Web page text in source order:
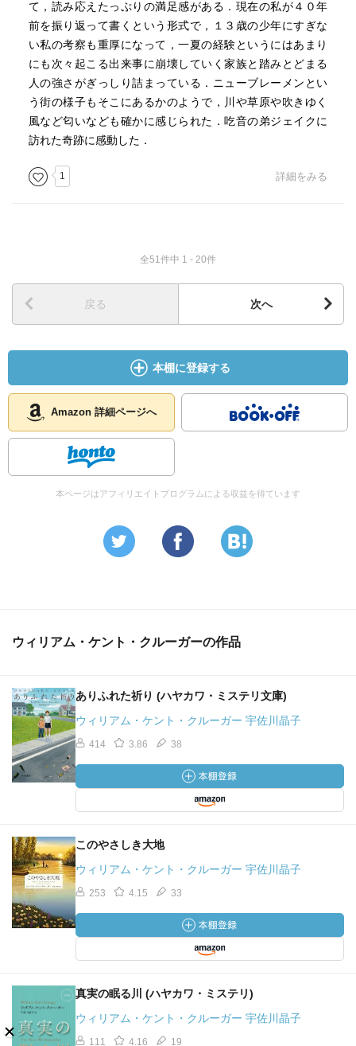
て，読み応えたっぷりの満足感がある．現在の私が４０年
前を振り返って書くという形式で，１３歳の少年にすぎな
い私の考察も重厚になって，一夏の経験というにはあまり
にも次々起こる出来事に崩壊していく家族と踏みとどまる
人の強さがぎっしり詰まっている．ニューブレーメンとい
う街の様子もそこにあるかのようで，川や草原や吹きゆく
風など匂いなども確かに感じられた．吃音の弟ジェイクに
訪れた奇跡に感動した．
1 詳細をみる
全51件中 1 - 20件
戻る 次へ
本棚に登録する
Amazon 詳細ページへ
本ページはアフィリエイトプログラムによる収益を得ています
ウィリアム・ケント・クルーガーの作品
ありふれた祈り (ハヤカワ・ミステリ文庫)
ウィリアム・ケント・クルーガー 宇佐川晶子
414 3.86 38
このやさしき大地
ウィリアム・ケント・クルーガー 宇佐川晶子
253 4.15 33
真実の眠る川 (ハヤカワ・ミステリ)
ウィリアム・ケント・クルーガー 宇佐川晶子
111 4.16 19